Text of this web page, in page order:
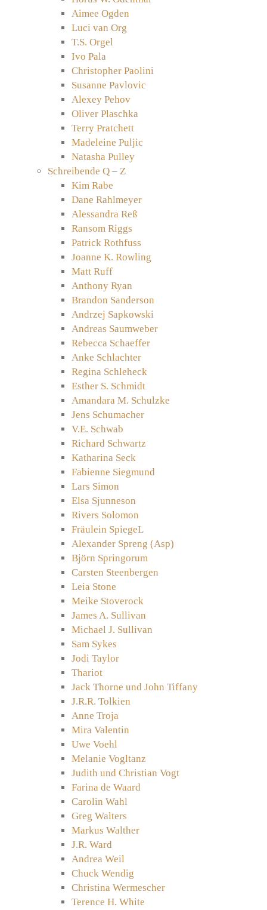
Aimee Ogden
Luci van Org
T.S. Orgel
Ivo Pala
Christopher Paolini
Susanne Pavlovic
Alexey Pehov
Oliver Plaschka
Terry Pratchett
Madeleine Puljic
Natasha Pulley
Schreibende Q – Z
Kim Rabe
Dane Rahlmeyer
Alessandra Reß
Ransom Riggs
Patrick Rothfuss
Joanne K. Rowling
Matt Ruff
Anthony Ryan
Brandon Sanderson
Andrzej Sapkowski
Andreas Saumweber
Rebecca Schaeffer
Anke Schlachter
Regina Schleheck
Esther S. Schmidt
Amandara M. Schulzke
Jens Schumacher
V.E. Schwab
Richard Schwartz
Katharina Seck
Fabienne Siegmund
Lars Simon
Elsa Sjunneson
Rivers Solomon
Fräulein SpiegeL
Alexander Spreng (Asp)
Björn Springorum
Carsten Steenbergen
Leia Stone
Meike Stoverock
James A. Sullivan
Michael J. Sullivan
Sam Sykes
Jodi Taylor
Thariot
Jack Thorne und John Tiffany
J.R.R. Tolkien
Anne Troja
Mira Valentin
Uwe Voehl
Melanie Vogltanz
Judith und Christian Vogt
Farina de Waard
Carolin Wahl
Greg Walters
Markus Walther
J.R. Ward
Andrea Weil
Chuck Wendig
Christina Wermescher
Terence H. White